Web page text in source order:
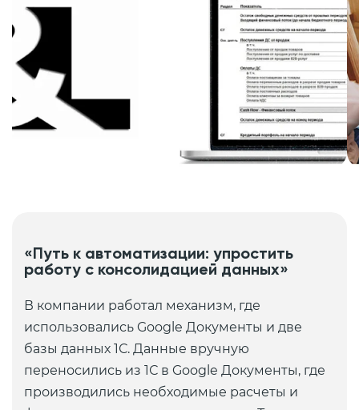
«Путь к автоматизации: упростить
работу с консолидацией данных»
В компании работал механизм, где
использовались Google Документы и две
базы данных 1С. Данные вручную
переносились из 1С в Google Документы, где
производились необходимые расчеты и